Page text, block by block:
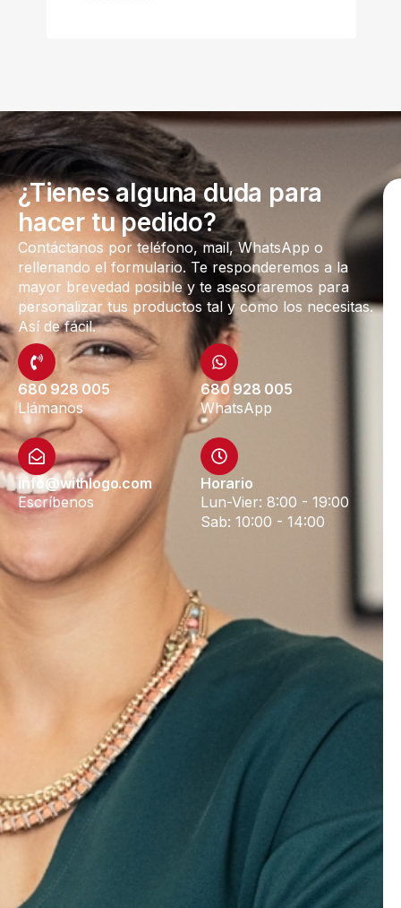
¿Tienes alguna duda para
hacer tu pedido?
Contáctanos por teléfono, mail, WhatsApp o
rellenando el formulario. Te responderemos a la
mayor brevedad posible y te asesoraremos para
personalizar tus productos tal y como los necesitas.
Así de fácil.
680 928 005
Llámanos
680 928 005
WhatsApp
info@withlogo.com
Escríbenos
Horario
Lun-Vier: 8:00 - 19:00
Sab: 10:00 - 14:00